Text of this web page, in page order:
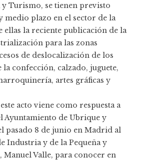
Turismo, se tienen previsto
medio plazo en el sector de la
ellas la reciente publicación de la
para las zonas
de deslocalización de los
la confección, calzado, juguete,
artes gráficas y
acto viene como respuesta a
Ayuntamiento de Ubrique y
pasado 8 de junio en Madrid al
Industria y de la Pequeña y
Manuel Valle, para conocer en